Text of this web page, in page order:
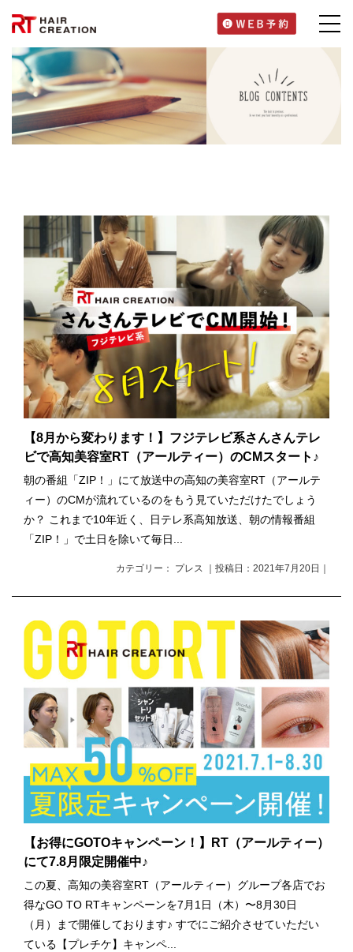
【8月から変わります！】フジテレビ系さんさんテレ
ビで高知美容室RT（アールティー）のCMスタート♪
朝の番組「ZIP！」にて放送中の高知の美容室RT（アールテ
ィー）のCMが流れているのをもう見ていただけたでしょう
か？ これまで10年近く、日テレ系高知放送、朝の情報番組
「ZIP！」で土日を除いて毎日...
カテゴリー： プレス ｜投稿日：2021年7月20日｜
【お得にGOTOキャンペーン！】RT（アールティー）
にて7.8月限定開催中♪
この夏、高知の美容室RT（アールティー）グループ各店でお
得なGO TO RTキャンペーンを7月1日（木）〜8月30日
（月）まで開催しております♪ すでにご紹介させていただい
ている【プレチケ】キャンペ...